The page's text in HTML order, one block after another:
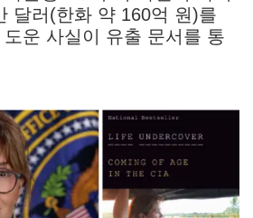
달러(한화 약 160억 원)를
운 사실이 유출 문서를 통